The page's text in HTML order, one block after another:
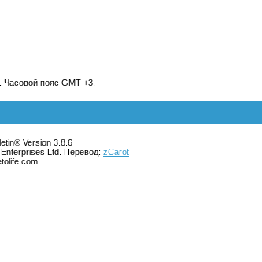
. Часовой пояс GMT +3.
Version 3.8.6
Ltd. Перевод: zCarot